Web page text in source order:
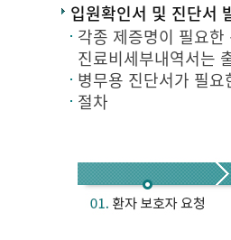
입원확인서 및 진단서
각종 제증명이 필요
진료비세부내역서는
병무용 진단서가 필
절차